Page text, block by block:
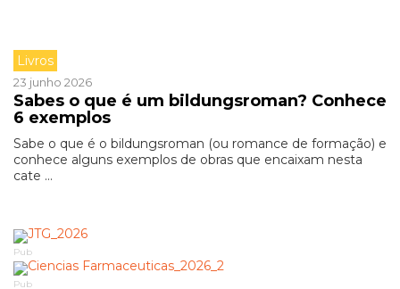
Livros
23 junho 2026
Sabes o que é um bildungsroman? Conhece
6 exemplos
Sabe o que é o bildungsroman (ou romance de formação) e
conhece alguns exemplos de obras que encaixam nesta
cate ...
Pub
Pub